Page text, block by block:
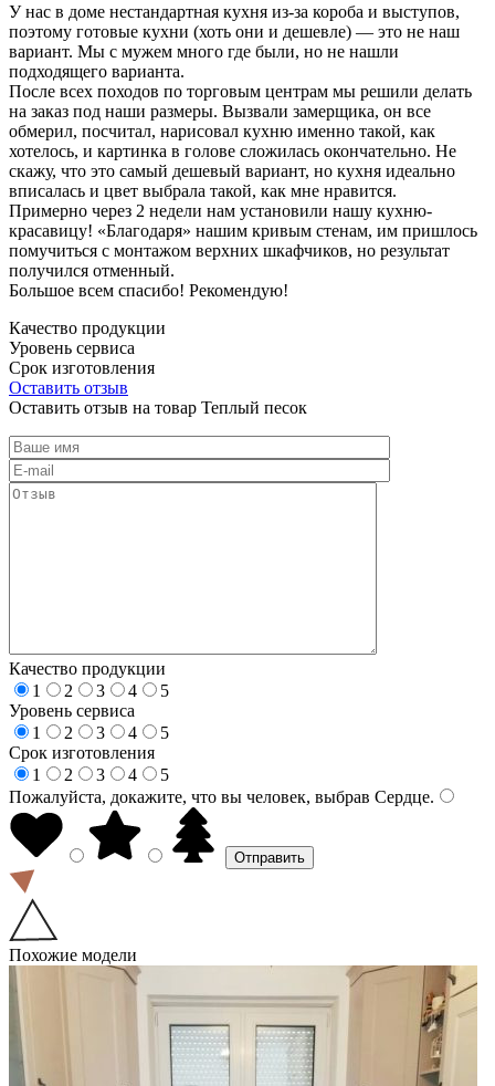
У нас в доме нестандартная кухня из-за короба и выступов,
поэтому готовые кухни (хоть они и дешевле) — это не наш
вариант. Мы с мужем много где были, но не нашли
подходящего варианта.
После всех походов по торговым центрам мы решили делать
на заказ под наши размеры. Вызвали замерщика, он все
обмерил, посчитал, нарисовал кухню именно такой, как
хотелось, и картинка в голове сложилась окончательно. Не
скажу, что это самый дешевый вариант, но кухня идеально
вписалась и цвет выбрала такой, как мне нравится.
Примерно через 2 недели нам установили нашу кухню-
красавицу! «Благодаря» нашим кривым стенам, им пришлось
помучиться с монтажом верхних шкафчиков, но результат
получился отменный.
Большое всем спасибо! Рекомендую!
Качество продукции
Уровень сервиса
Срок изготовления
Оставить отзыв
Оставить отзыв на товар Теплый песок
Качество продукции
1
2 3 4
5
Уровень сервиса
1
2 3 4
5
Срок изготовления
1
2 3 4
5
Пожалуйста, докажите, что вы человек, выбрав Сердце.
Похожие модели